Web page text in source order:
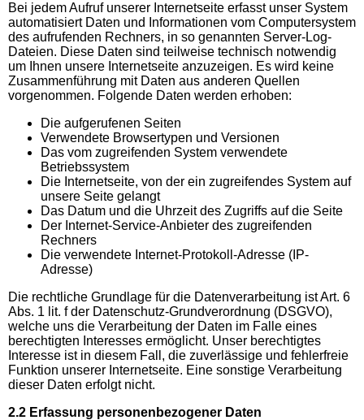
Bei jedem Aufruf unserer Internetseite erfasst unser System
automatisiert Daten und Informationen vom Computersystem
des aufrufenden Rechners, in so genannten Server-Log-
Dateien. Diese Daten sind teilweise technisch notwendig
um Ihnen unsere Internetseite anzuzeigen. Es wird keine
Zusammenführung mit Daten aus anderen Quellen
vorgenommen. Folgende Daten werden erhoben:
Die aufgerufenen Seiten
Verwendete Browsertypen und Versionen
Das vom zugreifenden System verwendete
Betriebssystem
Die Internetseite, von der ein zugreifendes System auf
unsere Seite gelangt
Das Datum und die Uhrzeit des Zugriffs auf die Seite
Der Internet-Service-Anbieter des zugreifenden
Rechners
Die verwendete Internet-Protokoll-Adresse (IP-
Adresse)
Die rechtliche Grundlage für die Datenverarbeitung ist Art. 6
Abs. 1 lit. f der Datenschutz-Grundverordnung (DSGVO),
welche uns die Verarbeitung der Daten im Falle eines
berechtigten Interesses ermöglicht. Unser berechtigtes
Interesse ist in diesem Fall, die zuverlässige und fehlerfreie
Funktion unserer Internetseite. Eine sonstige Verarbeitung
dieser Daten erfolgt nicht.
2.2 Erfassung personenbezogener Daten